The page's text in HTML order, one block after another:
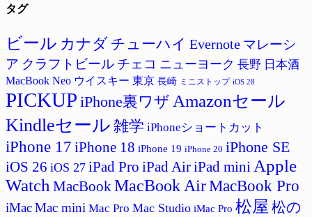
ゴ
ー
タグ
ビール カナダ チューハイ Evernote マレーシ
ア クラフトビール チェコ ニューヨーク 長野 日本酒
MacBook Neo ウイスキー 東京 長崎 ミニストップ iOS 28
PICKUP iPhone裏ワザ Amazonセール
Kindleセール 雑学 iPhoneショートカット
iPhone 17 iPhone 18 iPhone 19 iPhone 20 iPhone SE
iOS 26 iOS 27 iPad Pro iPad AiriPad mini Apple
Watch MacBookMacBook AirMacBook Pro
iMacMac mini Mac Pro Mac Studio iMac Pro 松屋 松の